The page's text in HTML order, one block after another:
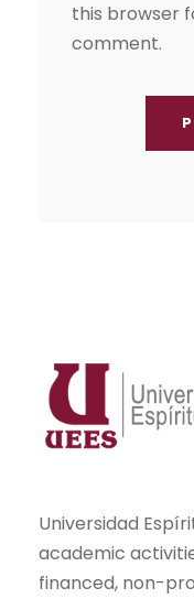
this browser
comment.
Universidad
academic
financed, non-